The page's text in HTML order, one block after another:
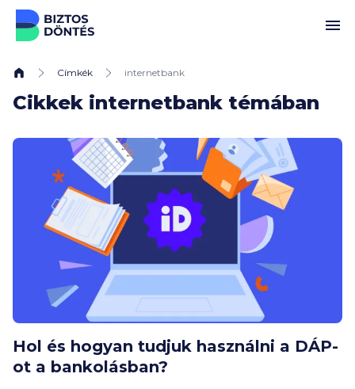
Ugrás a tartalomhoz
Címkék internetbank
Cikkek internetbank témában
Hol és hogyan tudjuk használni a DÁP-
ot a bankolásban?